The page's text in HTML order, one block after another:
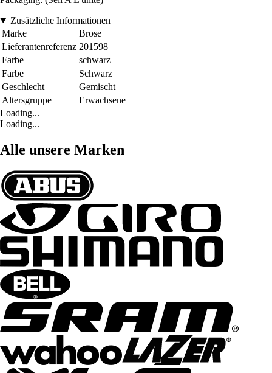
Zusätzliche Informationen
Marke
Brose
Lieferantenreferenz 201598
Farbe
schwarz
Farbe
Schwarz
Geschlecht
Gemischt
Altersgruppe
Erwachsene
Loading...
Loading...
Alle unsere Marken